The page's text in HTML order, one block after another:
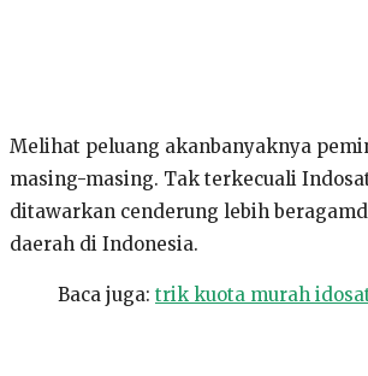
Melihat peluang akanbanyaknya
masing-masing. Tak terkecuali
ditawarkan cenderung lebih
daerah di Indonesia.
Baca juga: trik kuota murah